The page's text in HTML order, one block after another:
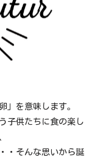
」を意味します。
子供たちに食の楽し
・そんな思いから誕